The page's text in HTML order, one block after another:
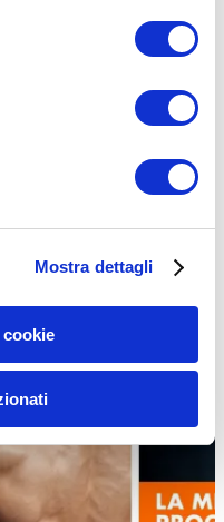
Mostra dettagli
preferendo un